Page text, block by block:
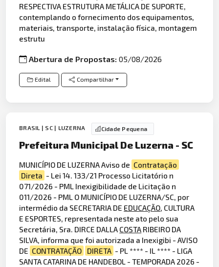
RESPECTIVA ESTRUTURA METÁLICA DE SUPORTE,
contemplando o fornecimento dos equipamentos,
materiais, transporte, instalação física, montagem
estrutu
Abertura de Propostas:05/08/2026
Edital Compartilhar
BRASIL | SC | LUZERNA Cidade Pequena
Prefeitura Municipal De Luzerna - SC
MUNICÍPIO DE LUZERNA Aviso de Contratação
Direta - Lei 14. 133/21 Processo Licitatório n
071/2026 - PML Inexigibilidade de Licitação n
011/2026 - PML O MUNICÍPIO DE LUZERNA/SC, por
intermédio da SECRETARIA DE EDUCAÇÃO, CULTURA
E ESPORTES, representada neste ato pelo sua
Secretária, Sra. DIRCE DALLA COSTA RIBEIRO DA
SILVA, informa que foi autorizada a Inexigibi - AVISO
DE CONTRATAÇÃO DIRETA - PL **** - IL **** - LIGA
SANTA CATARINA DE HANDEBOL - TEMPORADA 2026 -